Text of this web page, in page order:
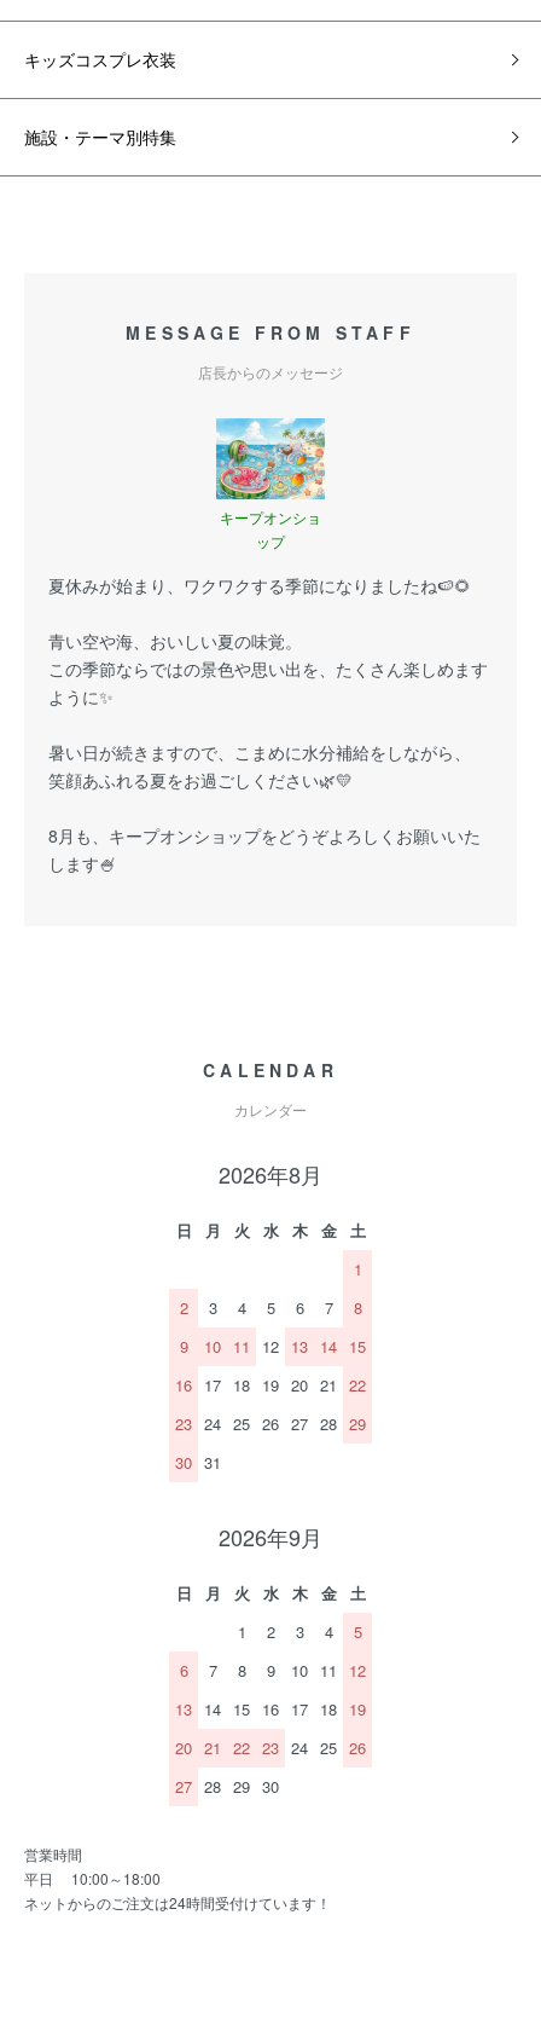
キッズコスプレ衣装
施設・テーマ別特集
MESSAGE FROM STAFF
店長からのメッセージ
キープオンショ
ップ
夏休みが始まり、ワクワクする季節になりましたね🍉🌻
青い空や海、おいしい夏の味覚。
この季節ならではの景色や思い出を、たくさん楽しめます
ように✨
暑い日が続きますので、こまめに水分補給をしながら、
笑顔あふれる夏をお過ごしください🌿💛
8月も、キープオンショップをどうぞよろしくお願いいた
します🍧
CALENDAR
カレンダー
2026年8月
日 月 火 水 木 金
土
1
2
3 4 5 6 7
8
9
10 11 12 13 14 15
16 17 18 19 20 21
22
23 24 25 26 27 28 29
30 31
2026年9月
日 月 火 水 木 金
土
1
2 3 4
5
6
7 8 9 10 11
12
13 14 15 16 17 18 19
20 21 22 23 24 25 26
27 28 29 30
営業時間
平日 10:00～18:00
ネットからのご注文は24時間受付けています！